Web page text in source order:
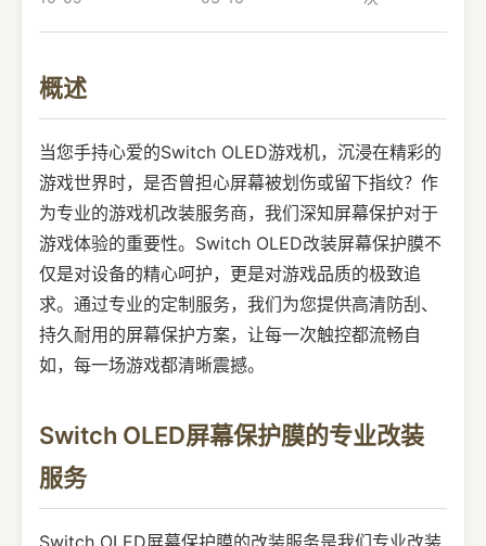
概述
当您手持心爱的Switch OLED游戏机，沉浸在精彩的
游戏世界时，是否曾担心屏幕被划伤或留下指纹？作
为专业的游戏机改装服务商，我们深知屏幕保护对于
游戏体验的重要性。Switch OLED改装屏幕保护膜不
仅是对设备的精心呵护，更是对游戏品质的极致追
求。通过专业的定制服务，我们为您提供高清防刮、
持久耐用的屏幕保护方案，让每一次触控都流畅自
如，每一场游戏都清晰震撼。
Switch OLED屏幕保护膜的专业改装
服务
Switch OLED屏幕保护膜的改装服务是我们专业改装